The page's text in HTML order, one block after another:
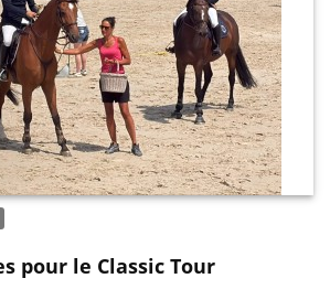
pour le Classic Tour